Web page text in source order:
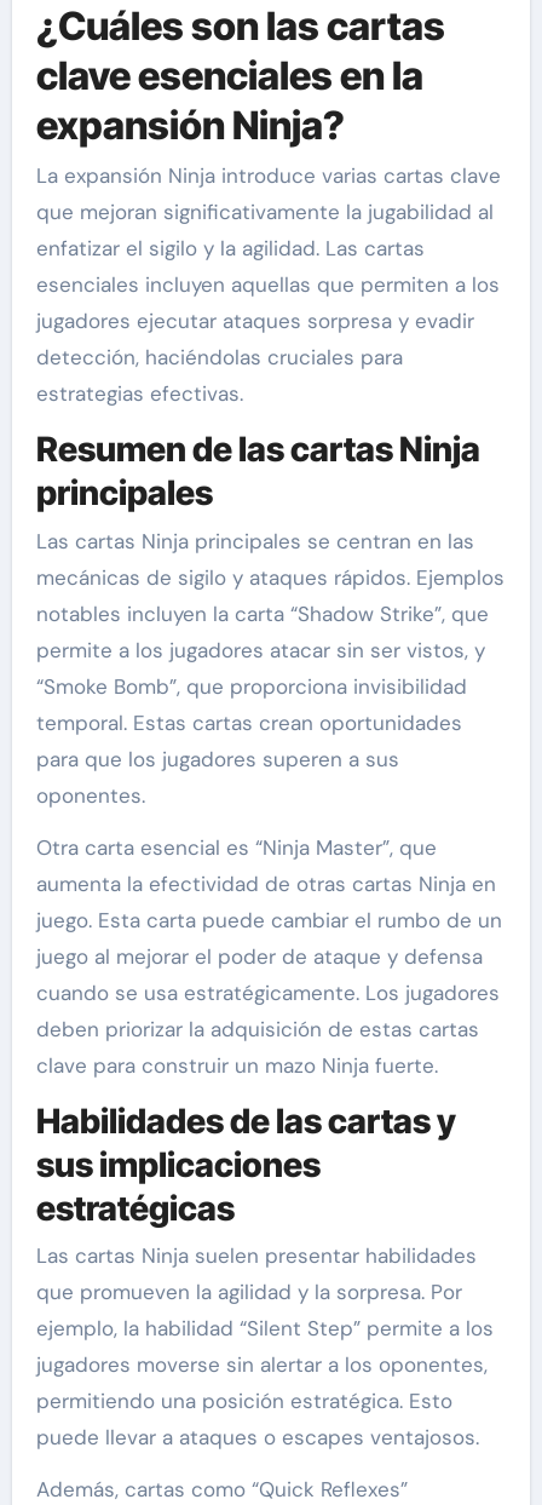
¿Cuáles son las cartas
clave esenciales en la
expansión Ninja?
La expansión Ninja introduce varias cartas clave
que mejoran significativamente la jugabilidad al
enfatizar el sigilo y la agilidad. Las cartas
esenciales incluyen aquellas que permiten a los
jugadores ejecutar ataques sorpresa y evadir
detección, haciéndolas cruciales para
estrategias efectivas.
Resumen de las cartas Ninja
principales
Las cartas Ninja principales se centran en las
mecánicas de sigilo y ataques rápidos. Ejemplos
notables incluyen la carta “Shadow Strike”, que
permite a los jugadores atacar sin ser vistos, y
“Smoke Bomb”, que proporciona invisibilidad
temporal. Estas cartas crean oportunidades
para que los jugadores superen a sus
oponentes.
Otra carta esencial es “Ninja Master”, que
aumenta la efectividad de otras cartas Ninja en
juego. Esta carta puede cambiar el rumbo de un
juego al mejorar el poder de ataque y defensa
cuando se usa estratégicamente. Los jugadores
deben priorizar la adquisición de estas cartas
clave para construir un mazo Ninja fuerte.
Habilidades de las cartas y
sus implicaciones
estratégicas
Las cartas Ninja suelen presentar habilidades
que promueven la agilidad y la sorpresa. Por
ejemplo, la habilidad “Silent Step” permite a los
jugadores moverse sin alertar a los oponentes,
permitiendo una posición estratégica. Esto
puede llevar a ataques o escapes ventajosos.
Además, cartas como “Quick Reflexes”